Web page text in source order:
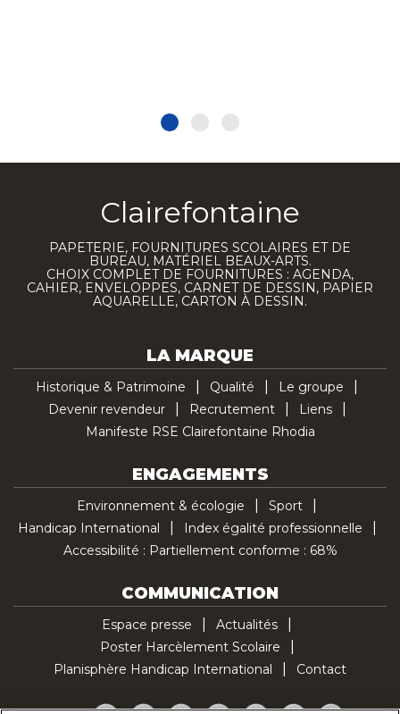
Clairefontaine
PAPETERIE, FOURNITURES SCOLAIRES ET DE
BUREAU, MATÉRIEL BEAUX-ARTS.
CHOIX COMPLET DE FOURNITURES : AGENDA,
CAHIER, ENVELOPPES, CARNET DE DESSIN, PAPIER
AQUARELLE, CARTON À DESSIN.
LA MARQUE
Historique & Patrimoine Qualité
Le groupe
Devenir revendeur
Recrutement
Liens
Manifeste RSE Clairefontaine Rhodia
ENGAGEMENTS
Environnement & écologie
Sport
Handicap International
Index égalité professionnelle
Accessibilité : Partiellement conforme : 68%
COMMUNICATION
Espace presse
Actualités
Poster Harcèlement Scolaire
Planisphère Handicap International
Contact